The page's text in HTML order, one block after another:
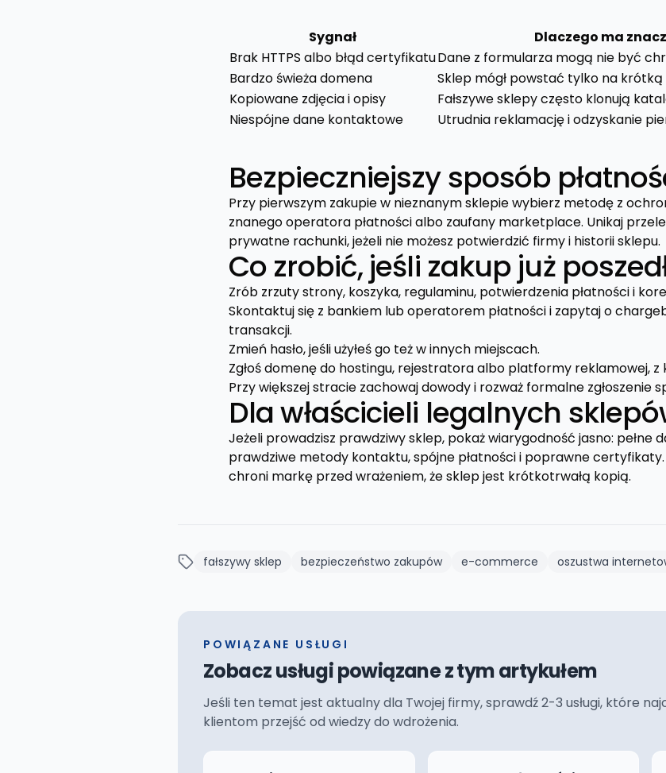
Sygnał Dlaczego ma
Brak HTTPS albo błąd certyfikatuDane z formularza mogą nie być
Bardzo świeża domena
Sklep mógł powstać tylko na
Kopiowane zdjęcia i opisy
Fałszywe sklepy często klonują
Niespójne dane kontaktowe
Utrudnia reklamację i odzyskanie
Bezpieczniejszy sposób
Przy pierwszym zakupie w nieznanym sklepie wybierz metodę z
znanego operatora płatności albo zaufany marketplace. Unikaj
prywatne rachunki, jeżeli nie możesz potwierdzić firmy i historii sklepu.
Co zrobić, jeśli zakup już
Zrób zrzuty strony, koszyka, regulaminu, potwierdzenia płatności i
Skontaktuj się z bankiem lub operatorem płatności i zapytaj o
transakcji.
Zmień hasło, jeśli użyłeś go też w innych miejscach.
Zgłoś domenę do hostingu, rejestratora albo platformy reklamowej, z
Przy większej stracie zachowaj dowody i rozważ formalne zgłoszenie
Dla właścicieli legalnych
Jeżeli prowadzisz prawdziwy sklep, pokaż wiarygodność jasno: pełne
prawdziwe metody kontaktu, spójne płatności i poprawne
chroni markę przed wrażeniem, że sklep jest krótkotrwałą kopią.
fałszywy sklep bezpieczeństwo zakupów e-commerce oszustwa
POWIĄZANE USŁUGI
Zobacz usługi powiązane z tym artykułem
Jeśli ten temat jest aktualny dla Twojej firmy, sprawdź 2-3 usługi, które
klientom przejść od wiedzy do wdrożenia.